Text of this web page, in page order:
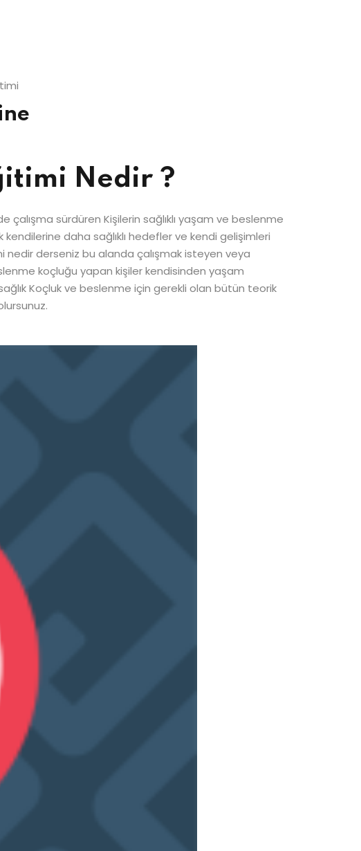
Nedir ?
çalışma sürdüren Kişilerin sağlıklı yaşam ve beslenme
daha sağlıklı hedefler ve kendi gelişimleri
nedir derseniz bu alanda çalışmak isteyen veya
koçluğu yapan kişiler kendisinden yaşam
Koçluk ve beslenme için gerekli olan bütün teorik